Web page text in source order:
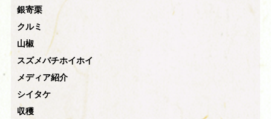
銀寄栗
クルミ
山椒
スズメバチホイホイ
メディア紹介
シイタケ
収穫